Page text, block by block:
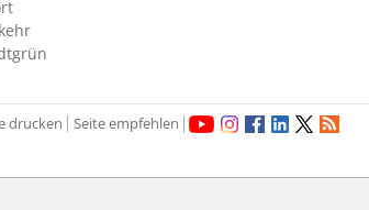
drucken Seite empfehlen